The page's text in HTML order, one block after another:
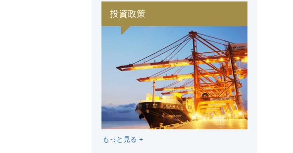
投資政策
もっと見る +